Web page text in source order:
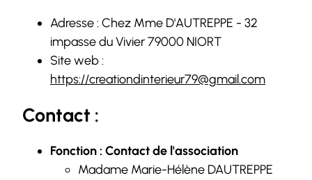
Adresse : Chez Mme D'AUTREPPE - 32
impasse du Vivier 79000 NIORT
Site web :
https://creationdinterieur79@gmail.com
Contact :
Fonction : Contact de l'association
Madame Marie-Hélène DAUTREPPE